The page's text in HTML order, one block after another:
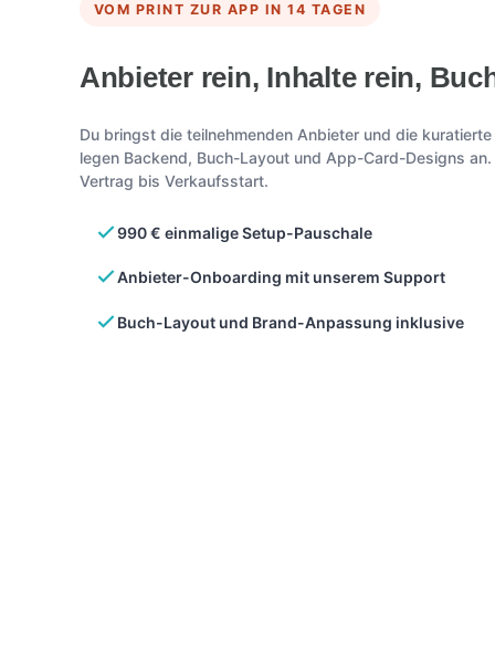
VOM PRINT ZUR APP IN 14 TAGEN
Anbieter rein, Inhalte rein,
Du bringst die teilnehmenden Anbieter und die
legen Backend, Buch-Layout und App-Card-Designs
Vertrag bis Verkaufsstart.
990 € einmalige Setup-Pauschale
Anbieter-Onboarding mit unserem Support
Buch-Layout und Brand-Anpassung inklusive